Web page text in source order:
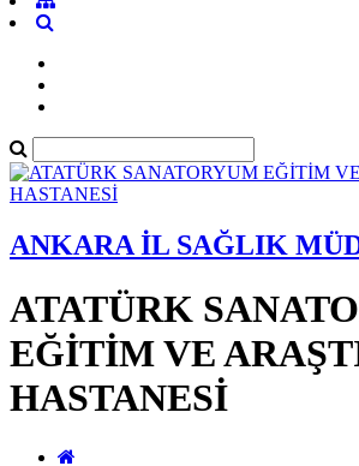
ANKARA İL SAĞLIK
ATATÜRK
EĞİTİM VE
HASTANESİ